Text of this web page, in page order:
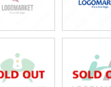
49,800円
(税込54,780円)
49,800
(税込